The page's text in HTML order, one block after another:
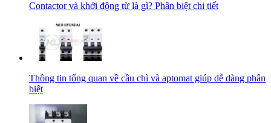
Contactor và khởi động từ là gì? Phân biệt chi tiết
Thông tin tổng quan về cầu chì và aptomat giúp dễ dàng phân
biệt